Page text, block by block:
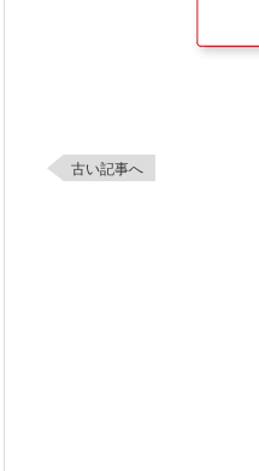
古い記事へ